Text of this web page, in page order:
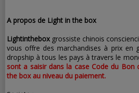
A propos de Light in the box
Lightintheboxgrossiste chinois
vous offre des marchandises à prix en
dropship à tous les pays à travers le
sont a saisir dans la case Code du Bon
the box au niveau du paiement.